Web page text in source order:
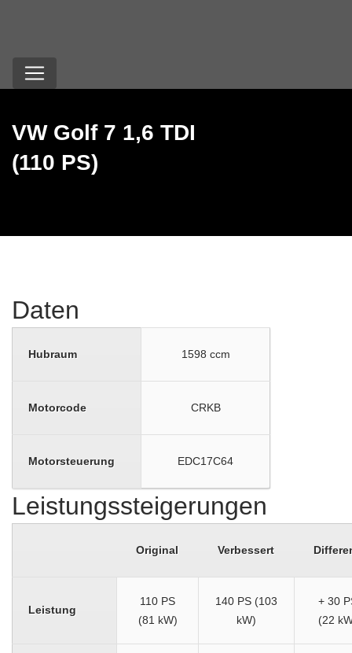
VW Golf 7 1,6 TDI
(110 PS)
Daten
Hubraum 1598 ccm
Motorcode CRKB
Motorsteuerung EDC17C64
Leistungssteigerungen
Original Verbessert
Leistung
110 PS
(81 kW)
140 PS (103
kW)
+ 30
(22